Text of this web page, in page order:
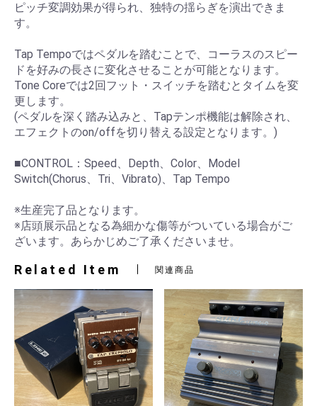
ピッチ変調効果が得られ、独特の揺らぎを演出できま
す。
Tap Tempoではペダルを踏むことで、コーラスのスピー
ドを好みの長さに変化させることが可能となります。
Tone Coreでは2回フット・スイッチを踏むとタイムを変
更します。
(ペダルを深く踏み込みと、Tapテンポ機能は解除され、
エフェクトのon/offを切り替える設定となります。)
■CONTROL：Speed、Depth、Color、Model
Switch(Chorus、Tri、Vibrato)、Tap Tempo
※生産完了品となります。
※店頭展示品となる為細かな傷等がついている場合がご
ざいます。あらかじめご了承くださいませ。
Related Item 関連商品